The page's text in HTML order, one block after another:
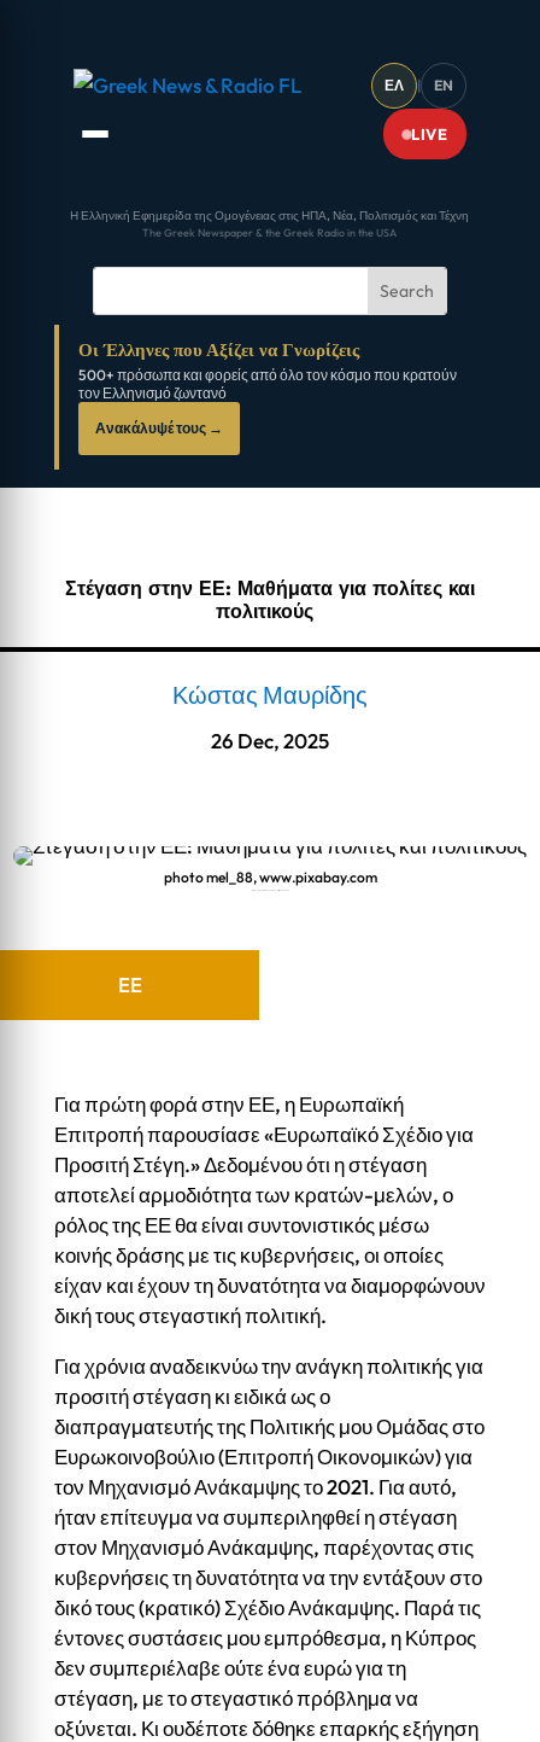
ΕΛ | EN
LIVE
Η Ελληνική Εφημερίδα της Ομογένειας στις ΗΠΑ, Νέα, Πολιτισμός και Τέχνη
The Greek Newspaper & the Greek Radio in the USA
Οι Έλληνες που Αξίζει να Γνωρίζεις
500+ πρόσωπα και φορείς από όλο τον κόσμο που κρατούν
τον Ελληνισμό ζωντανό
Ανακάλυψέ τους →
Στέγαση στην ΕΕ: Μαθήματα για πολίτες και
πολιτικούς
Κώστας Μαυρίδης
26 Dec, 2025
photo mel_88, www.pixabay.com
EE
Για πρώτη φορά στην ΕΕ, η Ευρωπαϊκή
Επιτροπή παρουσίασε «Ευρωπαϊκό Σχέδιο για
Προσιτή Στέγη.» Δεδομένου ότι η στέγαση
αποτελεί αρμοδιότητα των κρατών-μελών, ο
ρόλος της ΕΕ θα είναι συντονιστικός μέσω
κοινής δράσης με τις κυβερνήσεις, οι οποίες
είχαν και έχουν τη δυνατότητα να διαμορφώνουν
δική τους στεγαστική πολιτική.
Για χρόνια αναδεικνύω την ανάγκη πολιτικής για
προσιτή στέγαση κι ειδικά ως ο
διαπραγματευτής της Πολιτικής μου Ομάδας στο
Ευρωκοινοβούλιο (Επιτροπή Οικονομικών) για
τον Μηχανισμό Ανάκαμψης το 2021. Για αυτό,
ήταν επίτευγμα να συμπεριληφθεί η στέγαση
στον Μηχανισμό Ανάκαμψης, παρέχοντας στις
κυβερνήσεις τη δυνατότητα να την εντάξουν στο
δικό τους (κρατικό) Σχέδιο Ανάκαμψης. Παρά τις
έντονες συστάσεις μου εμπρόθεσμα, η Κύπρος
δεν συμπεριέλαβε ούτε ένα ευρώ για τη
στέγαση, με το στεγαστικό πρόβλημα να
οξύνεται. Κι ουδέποτε δόθηκε επαρκής εξήγηση